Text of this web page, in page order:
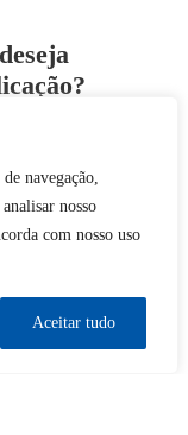
navegação,
nosso
com nosso uso
Aceitar tudo